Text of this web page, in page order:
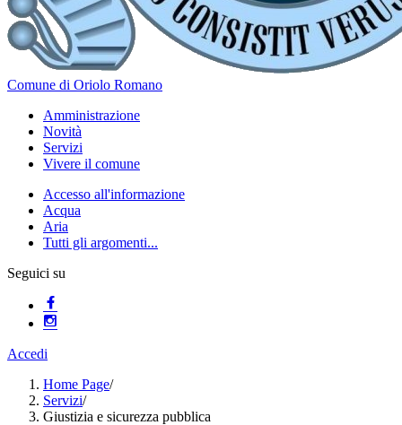
Comune di Oriolo Romano
Amministrazione
Novità
Servizi
Vivere il comune
Accesso all'informazione
Acqua
Aria
Tutti gli argomenti...
Seguici su
Accedi
Home Page/
Servizi/
Giustizia e sicurezza pubblica